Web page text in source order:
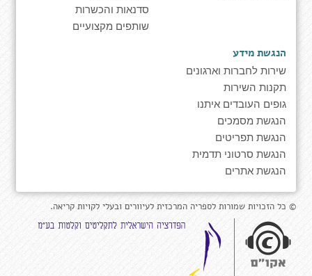
סדנאות והכשרות
שותפים מקצועיים
הנגשת מידע
שירות לחברות וארגונים
תקנות השירות
גופים העובדים איתנו
הנגשת מסמכים
הנגשת תפריטים
הנגשת סרטוני תדמית
הנגשת אתרים
© כל הזכויות שמורות לספריה המרכזית לעיוורים ובעלי לקויות קריאה.